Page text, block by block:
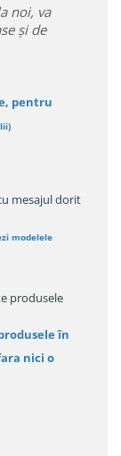
noi, va
și de
pentru
mesajul dorit
modelele
produsele
în
nici o